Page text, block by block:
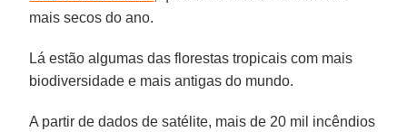
mais secos do ano.
Lá estão algumas das florestas tropicais com mais
biodiversidade e mais antigas do mundo.
A partir de dados de satélite, mais de 20 mil incêndios